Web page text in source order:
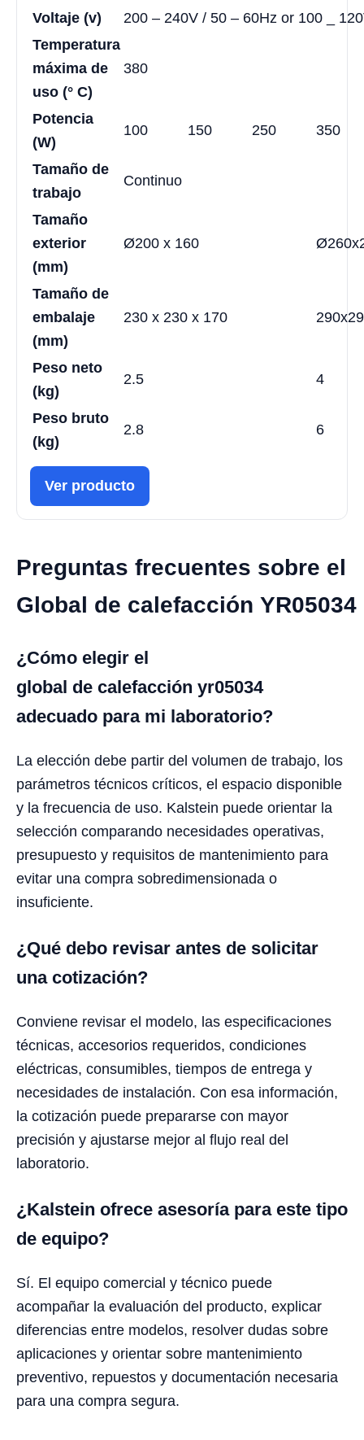
Voltaje (v)
200 – 240V / 50 – 60Hz or 100 _
Temperatura
máxima de
uso (° C)
380
Potencia
(W)
100 150 250 350
Tamaño de
trabajo
Continuo
Tamaño
exterior
(mm)
Ø200 x 160
Tamaño de
embalaje
(mm)
230 x 230 x 170
Peso neto
(kg)
2.5 4
Peso bruto
(kg)
2.8 6
Ver producto
Preguntas frecuentes sobre el
Global de calefacción YR05034
¿Cómo elegir el
global de calefacción yr05034
adecuado para mi laboratorio?
La elección debe partir del volumen de trabajo, los
parámetros técnicos críticos, el espacio disponible
y la frecuencia de uso. Kalstein puede orientar la
selección comparando necesidades operativas,
presupuesto y requisitos de mantenimiento para
evitar una compra sobredimensionada o
insuficiente.
¿Qué debo revisar antes de solicitar
una cotización?
Conviene revisar el modelo, las especificaciones
técnicas, accesorios requeridos, condiciones
eléctricas, consumibles, tiempos de entrega y
necesidades de instalación. Con esa información,
la cotización puede prepararse con mayor
precisión y ajustarse mejor al flujo real del
laboratorio.
¿Kalstein ofrece asesoría para este tipo
de equipo?
Sí. El equipo comercial y técnico puede
acompañar la evaluación del producto, explicar
diferencias entre modelos, resolver dudas sobre
aplicaciones y orientar sobre mantenimiento
preventivo, repuestos y documentación necesaria
para una compra segura.